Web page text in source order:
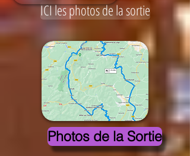
ICI les photos de la sortie
Photos de la Sortie